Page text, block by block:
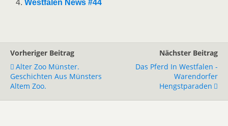
Westfalen News #44
Vorheriger Beitrag
Alter Zoo Münster.
Geschichten Aus Münsters
Altem Zoo.
Nächster Beitrag
Das Pferd In Westfalen -
Warendorfer
Hengstparaden